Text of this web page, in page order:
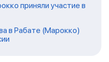
приняли участие в
в Рабате (Марокко)